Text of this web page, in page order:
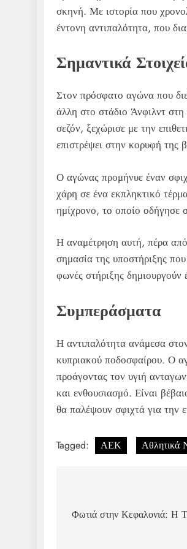
σκηνή. Με ιστορία που
έντονη αντιπαλότητα, που
Σημαντικά
Στον πρόσφατο αγώνα που
άλλη στο στάδιο Άνφιλντ
σεζόν, ξεχώρισε με την
επιστρέψει στην κορυφή της
Ο αγώνας προμήνυε έναν
χάρη σε ένα εκπληκτικό
ημίχρονο, το οποίο οδήγησε
Η αναμέτρηση αυτή, πέρα
σημασία της υποστήριξης
φωνές στήριξης δημιουργούν
Συμπεράσματα
Η αντιπαλότητα ανάμεσα
κυπριακού ποδοσφαίρου. Ο
προάγοντας τον υγιή
και ενθουσιασμό. Είναι
θα παλέψουν σφιχτά για την
Tagged: ΑΕΚ Αθλητικά
navigation
Φωτιά στην Κεφαλονιά: Η